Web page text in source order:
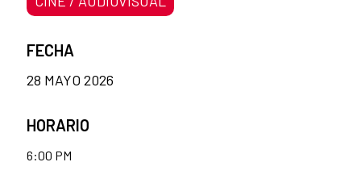
FECHA
28 MAYO 2026
HORARIO
6:00 PM